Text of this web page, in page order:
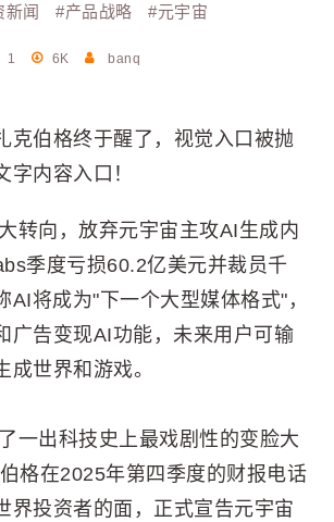
新闻 #产品战略 #元宇宙
1 6K banq
克伯格终于醒了，视觉入口被抛
字内容入口！
转向，放弃元宇宙主攻AI生成内
季度亏损60.2亿美元并裁员千
AI将成为"下一个大型媒体格式"，
广告变现AI功能，未来用户可输
成世界和游戏。
一出科技史上最戏剧性的变脸大
格在2025年第四季度的财报电话
界投资者的面，正式宣告元宇宙